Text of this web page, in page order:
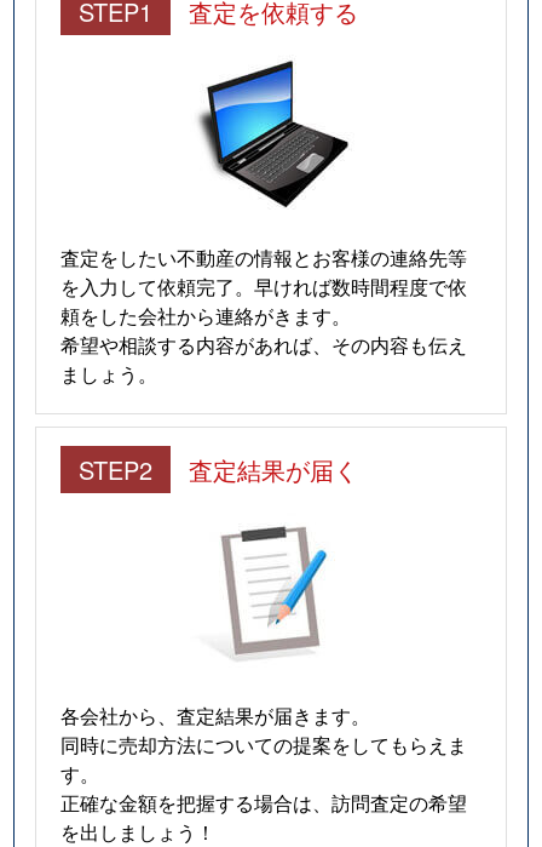
STEP1 査定を依頼する
査定をしたい不動産の情報とお客様の連絡先等
を入力して依頼完了。早ければ数時間程度で依
頼をした会社から連絡がきます。
希望や相談する内容があれば、その内容も伝え
ましょう。
STEP2 査定結果が届く
各会社から、査定結果が届きます。
同時に売却方法についての提案をしてもらえま
す。
正確な金額を把握する場合は、訪問査定の希望
を出しましょう！